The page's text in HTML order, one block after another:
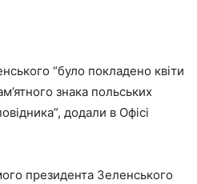
“було покладено квіти
знака польських
додали в Офісі
президента Зеленського